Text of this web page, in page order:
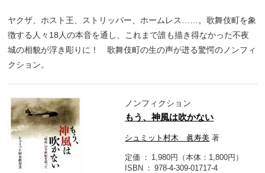
ヤクザ、ホスト王、ストリッパー、ホームレス……。歌舞伎町を象
徴する人々18人の本音を通し、これまで誰も描き得なかった不夜
城の相貌が浮き彫りに！ 歌舞伎町の生の声が迸る驚愕のノンフィ
クション。
ノンフィクション
もう、神風は吹かない
シュミット村木 眞寿美 著
定価
1,980円（本体：1,800円）
ISBN
978-4-309-01717-4